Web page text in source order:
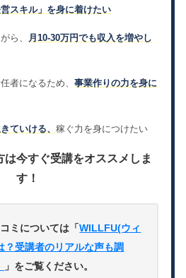
営スキル」を身に着けたい
ら、
月10-30万円でも収入を増やし
者になるため、事業作りの力を身に
ていける、稼ぐ力を身につけたい
は今すぐ受講をオススメしま
す！
ミについては「WILLFU(ウィ
？受講者のリアルな声も調
」をご覧ください。